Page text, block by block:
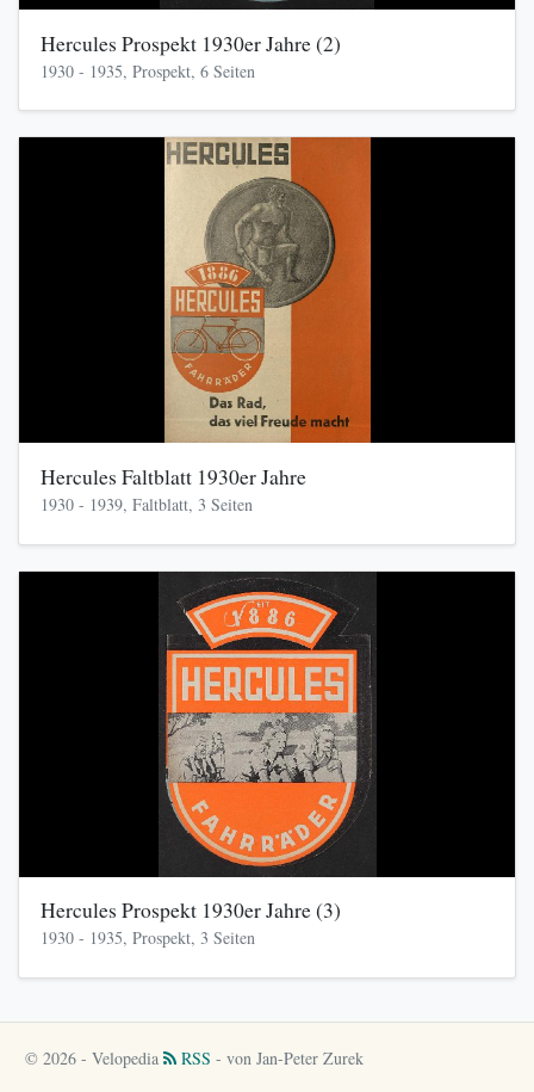
Hercules Prospekt 1930er Jahre (2)
1930 - 1935, Prospekt, 6 Seiten
Hercules Faltblatt 1930er Jahre
1930 - 1939, Faltblatt, 3 Seiten
Hercules Prospekt 1930er Jahre (3)
1930 - 1935, Prospekt, 3 Seiten
© 2026 - Velopedia RSS - von Jan-Peter Zurek